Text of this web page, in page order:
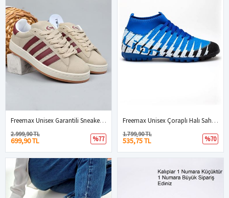
Freemax Unisex Garantili Sneaker Spor Ayakkabı. Kum Bordo
699,90 TL
2.999,90 TL
%77
Freemax Unisex Çoraplı Halı Saha Futbol Ayakkabısı Freemax.1452 Siyah Sax
535,75 TL
1.799,90 TL
%70